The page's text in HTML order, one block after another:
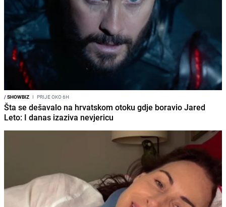
/SHOWBIZ I PRIJE OKO 6H
Šta se dešavalo na hrvatskom otoku gdje boravio Jared
Leto: I danas izaziva nevjericu